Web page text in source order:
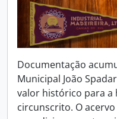
Documentação
Municipal João
valor histórico para a
circunscrito. O